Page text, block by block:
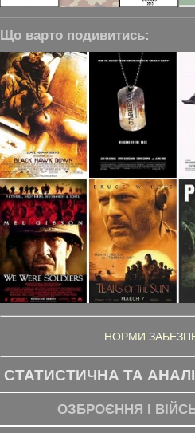
Що варто подивитись:
НОРМИ
СТАТИСТИЧНА ТА
ОЗБРОЄННЯ І